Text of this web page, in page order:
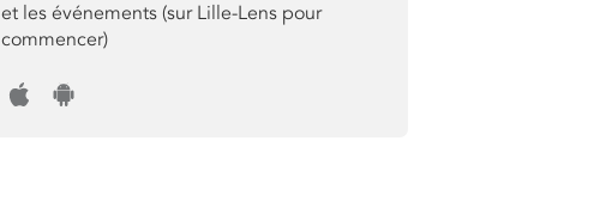
et les événements (sur Lille-Lens pour
commencer)